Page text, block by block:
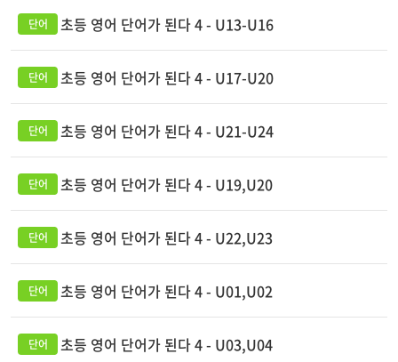
초등 영어 단어가 된다 4 - U13-U16
초등 영어 단어가 된다 4 - U17-U20
초등 영어 단어가 된다 4 - U21-U24
초등 영어 단어가 된다 4 - U19,U20
초등 영어 단어가 된다 4 - U22,U23
초등 영어 단어가 된다 4 - U01,U02
초등 영어 단어가 된다 4 - U03,U04